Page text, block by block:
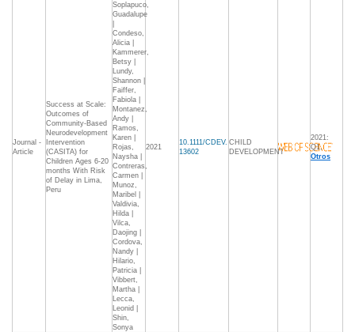
Journal -
Article
Success at Scale:
Outcomes of
Community-Based
Neurodevelopment
Intervention
(CASITA) for
Children Ages 6-20
months With Risk
of Delay in Lima,
Peru
Soplapuco,
Guadalupe
Condeso,
Alicia |
Kammerer,
Betsy |
Lundy,
Shannon |
Faiffer,
Fabiola |
Montanez,
Andy |
Ramos,
Karen |
Rojas,
Naysha |
Contreras,
Carmen |
Munoz,
Maribel |
Valdivia,
Hilda |
Vilca,
Daojing |
Cordova,
Nandy |
Hilario,
Patricia |
Vibbert,
Martha |
Lecca,
Leonid |
Shin,
Sonya
2021
10.1111/CDEV.
13602
CHILD
DEVELOPMENT
2021:
Q1,
Otros